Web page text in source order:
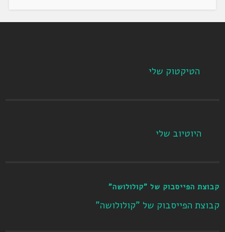
הטיקטוק שלי
היוטיוב שלי
קבוצת הפייסבוק של "קולולושה"
קבוצת הפייסבוק של "קולולושה"